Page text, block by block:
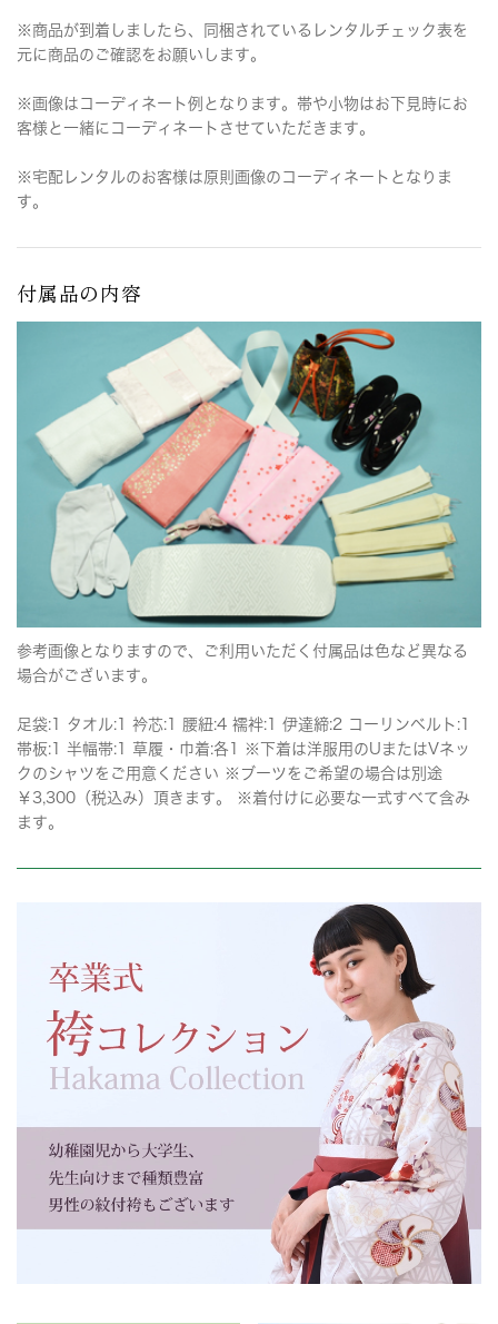
※商品が到着しましたら、同梱されているレンタルチェック表を
元に商品のご確認をお願いします。
※画像はコーディネート例となります。帯や小物はお下見時にお
客様と一緒にコーディネートさせていただきます。
※宅配レンタルのお客様は原則画像のコーディネートとなりま
す。
付属品の内容
参考画像となりますので、ご利用いただく付属品は色など異なる
場合がございます。
足袋:1 タオル:1 衿芯:1 腰紐:4 襦袢:1 伊達締:2 コーリンベルト:1
帯板:1 半幅帯:1 草履・巾着:各1 ※下着は洋服用のUまたはVネッ
クのシャツをご用意ください ※ブーツをご希望の場合は別途
￥3,300（税込み）頂きます。 ※着付けに必要な一式すべて含み
ます。